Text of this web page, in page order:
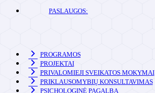
PASLAUGOS:
PROGRAMOS
PROJEKTAI
PRIVALOMIEJI SVEIKATOS MOKYMAI
PRIKLAUSOMYBIŲ KONSULTAVIMAS
PSICHOLOGINĖ PAGALBA